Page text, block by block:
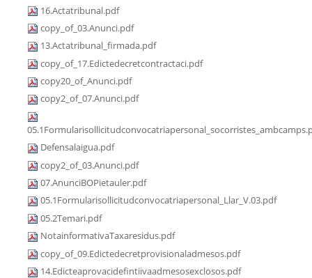
16.Actatribunal.pdf
copy_of_03.Anunci.pdf
13.Actatribunal_firmada.pdf
copy_of_17.Edictedecretcontractaci.pdf
copy20_of_Anunci.pdf
copy2_of_07.Anunci.pdf
Defensalaigua.pdf
copy2_of_03.Anunci.pdf
07.AnunciBOPietauler.pdf
05.1Formularisollicitudconvocatriapersonal_Llar_V.03.pdf
05.2Temari.pdf
NotainformativaTaxaresidus.pdf
copy_of_09.Edictedecretprovisionaladmesos.pdf
14.Edicteaprovacidefintiivaadmesosexclosos.pdf